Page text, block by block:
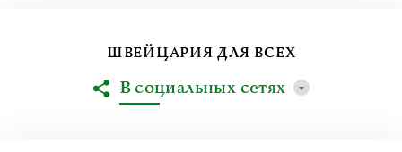
ШВЕЙЦАРИЯ ДЛЯ ВСЕХ
В социальных сетях